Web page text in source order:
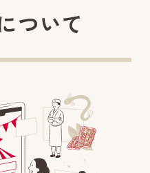
ついて